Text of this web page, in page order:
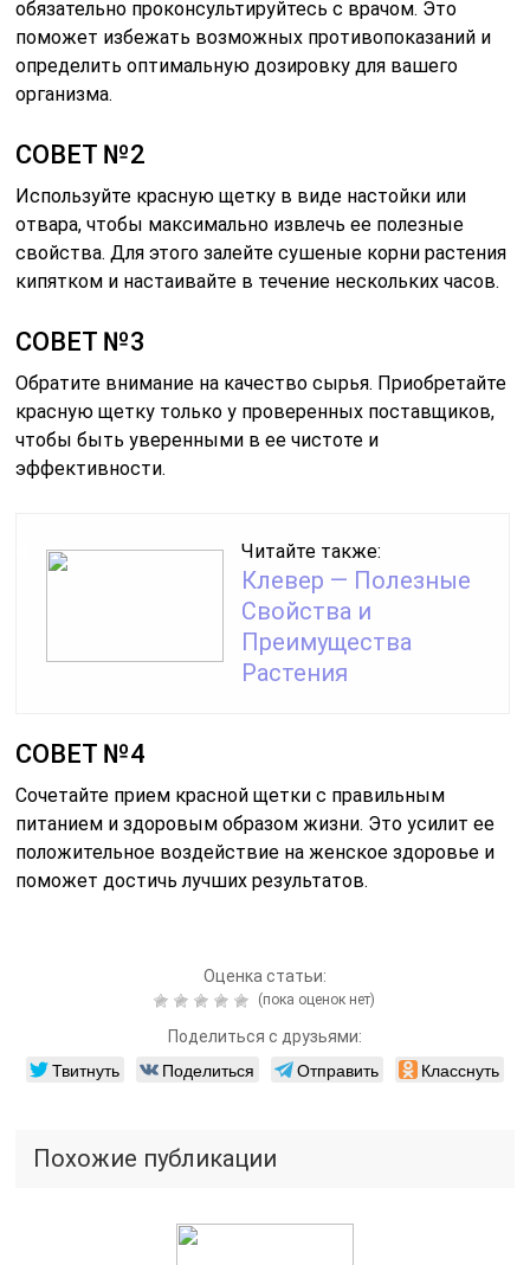
обязательно проконсультируйтесь с врачом. Это
поможет избежать возможных противопоказаний и
определить оптимальную дозировку для вашего
организма.
СОВЕТ №2
Используйте красную щетку в виде настойки или
отвара, чтобы максимально извлечь ее полезные
свойства. Для этого залейте сушеные корни растения
кипятком и настаивайте в течение нескольких часов.
СОВЕТ №3
Обратите внимание на качество сырья. Приобретайте
красную щетку только у проверенных поставщиков,
чтобы быть уверенными в ее чистоте и
эффективности.
Читайте также:
Клевер — Полезные
Свойства и
Преимущества
Растения
СОВЕТ №4
Сочетайте прием красной щетки с правильным
питанием и здоровым образом жизни. Это усилит ее
положительное воздействие на женское здоровье и
поможет достичь лучших результатов.
Оценка статьи:
(пока оценок нет)
Поделиться с друзьями:
Твитнуть Поделиться Отправить Класснуть
Похожие публикации